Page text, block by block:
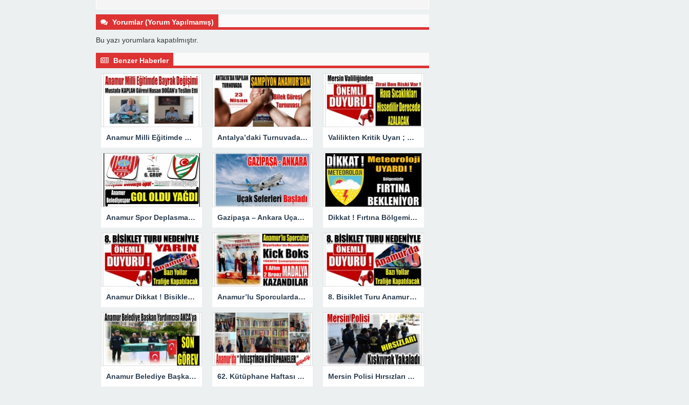
Yorumlar (Yorum Yapılmamış)
Bu yazı yorumlara kapatılmıştır.
Benzer Haberler
Anamur Milli Eğitimde Görev Değişimi : Hasan DOĞAN Atandı Antalya’daki Turnuvada Şampiyon Anamur’dan Valilikten Kritik Uyarı ; Hava Sıcaklığı Hissedilir Derecede Azalacak!
Anamur Spor Deplasmanda Gol Oldu Yağdı! Gazipaşa – Ankara Uçak Seferleri Başladı Dikkat ! Fırtına Bölgemizde Etkili Olacak
Anamur Dikkat ! Bisiklet Yarışı Nedeniyle Bazı Yollar Kapanacak Anamur’lu Sporculardan Büyük Başarı ; 1 Altın 2 Bronz Madalya Kazandılar 8. Bisiklet Turu Anamur’dan Başlıyor. Bazı Yollar Trafiğe Kapatılacak
Anamur Belediye Başkan Yardımcısı AKÇA’ya Son Görev 62. Kütüphane Haftası kapsamında ” İYİLEŞTİREN KÜTÜPHANELER ” etkinliği düzenlendi. Mersin Polisi Hırsızları Kıskıvrak Yakaladı